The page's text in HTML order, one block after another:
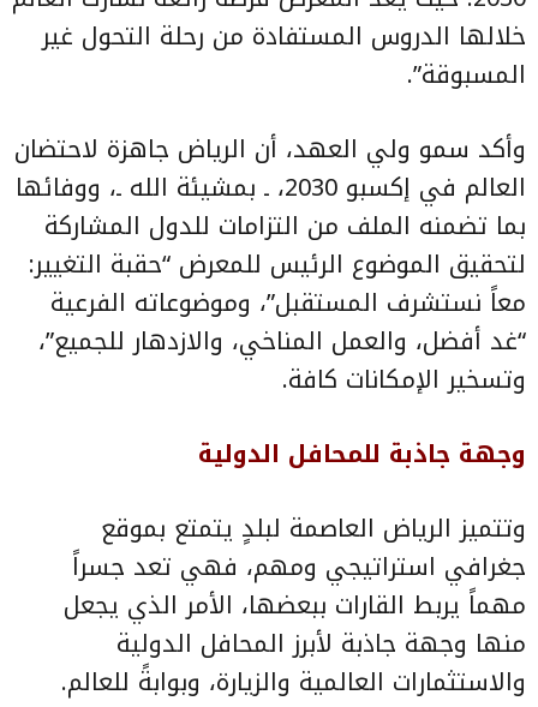
خلالها الدروس المستفادة من رحلة التحول غير
المسبوقة”.
وأكد سمو ولي العهد، أن الرياض جاهزة لاحتضان
العالم في إكسبو 2030، ـ بمشيئة الله ـ، ووفائها
بما تضمنه الملف من التزامات للدول المشاركة
لتحقيق الموضوع الرئيس للمعرض “حقبة التغيير:
معاً نستشرف المستقبل”، وموضوعاته الفرعية
“غد أفضل، والعمل المناخي، والازدهار للجميع”،
وتسخير الإمكانات كافة.
وجهة جاذبة للمحافل الدولية
وتتميز الرياض العاصمة لبلدٍ يتمتع بموقع
جغرافي استراتيجي ومهم، فهي تعد جسراً
مهماً يربط القارات ببعضها، الأمر الذي يجعل
منها وجهة جاذبة لأبرز المحافل الدولية
والاستثمارات العالمية والزيارة، وبوابةً للعالم.